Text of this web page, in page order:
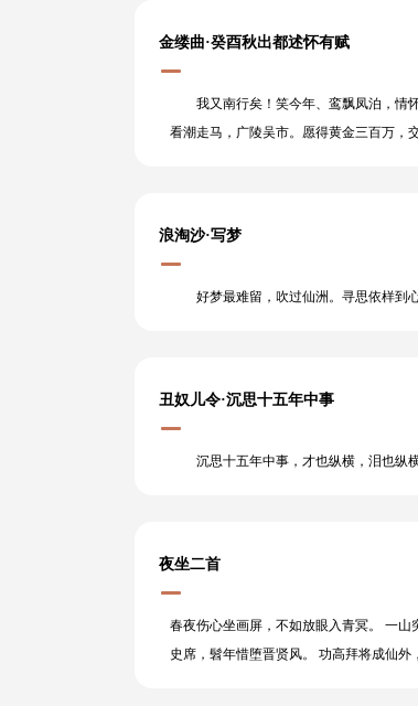
金缕曲·癸酉秋出都述怀有赋
我又南行矣！笑今年、鸾飘凤泊，情
看潮走马，广陵吴市。愿得黄金三百万，
浪淘沙·写梦
好梦最难留，吹过仙洲。寻思依样到
丑奴儿令·沉思十五年中事
沉思十五年中事，才也纵横，泪也纵
夜坐二首
春夜伤心坐画屏，不如放眼入青冥。 一
史席，髫年惜堕晋贤风。 功高拜将成仙外